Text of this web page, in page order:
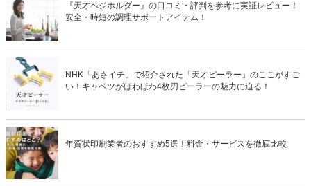
『天才ベジホルダー』の口コミ・評判を参考に実証レビュー！
安全・時短の調理サポートアイテム！
NHK「あさイチ」で紹介された「天才ピーラー」のここがすご
い！キャベツがほわほわ4枚刃ピーラーの魅力に迫る！
年賀状印刷業者のおすすめ5選！料金・サービスを徹底比較